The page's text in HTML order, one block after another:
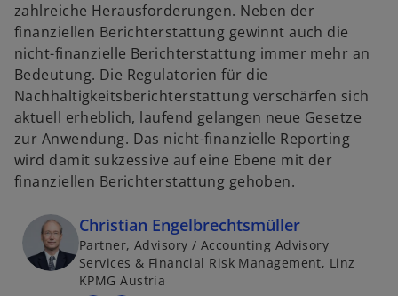
zahlreiche Herausforderungen. Neben der
finanziellen Berichterstattung gewinnt auch die
nicht-finanzielle Berichterstattung immer mehr an
Bedeutung. Die Regulatorien für die
Nachhaltigkeitsberichterstattung verschärfen sich
aktuell erheblich, laufend gelangen neue Gesetze
zur Anwendung. Das nicht-finanzielle Reporting
wird damit sukzessive auf eine Ebene mit der
finanziellen Berichterstattung gehoben.
Christian Engelbrechtsmüller
Partner, Advisory / Accounting Advisory
Services & Financial Risk Management, Linz
KPMG Austria